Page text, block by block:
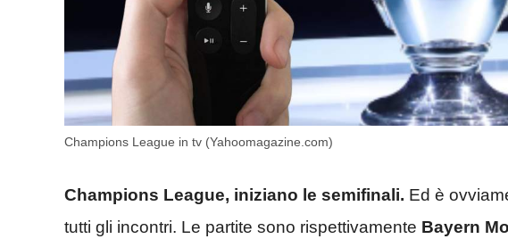
Champions League in tv (Yahoomagazine.com)
Champions League, iniziano le semifinali. Ed è
tutti gli incontri. Le partite sono rispettivamente Bayern